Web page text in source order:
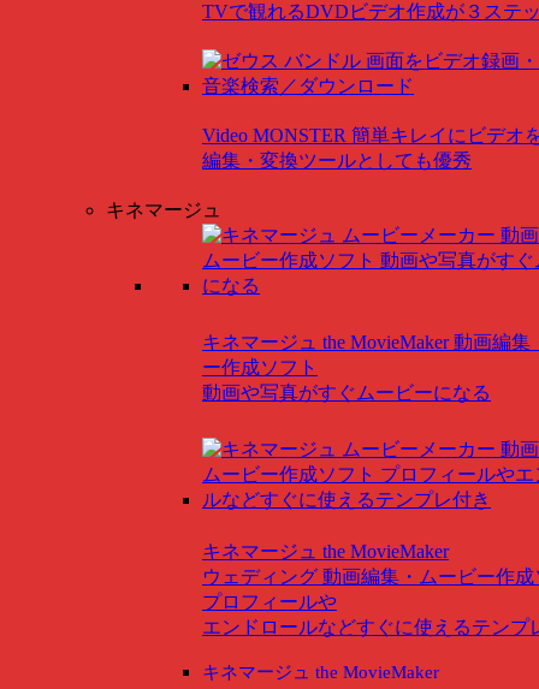
TVで観れるDVDビデオ作成が３ステ
Video MONSTER 簡単キレイにビデオ
編集・変換ツールとしても優秀
キネマージュ
キネマージュ the MovieMaker 動画編集
ー作成ソフト
動画や写真がすぐムービーになる
キネマージュ the MovieMaker
ウェディング 動画編集・ムービー作成
プロフィールや
エンドロールなどすぐに使えるテンプ
キネマージュ the MovieMaker